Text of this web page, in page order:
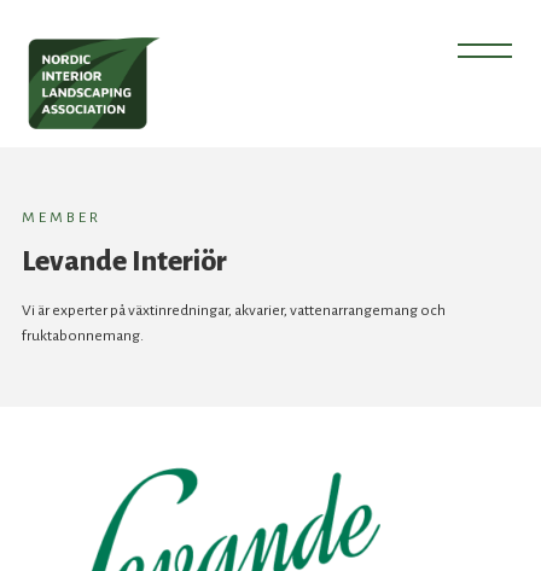
MEMBER
Levande Interiör
Vi är experter på växtinredningar, akvarier, vattenarrangemang och
fruktabonnemang.